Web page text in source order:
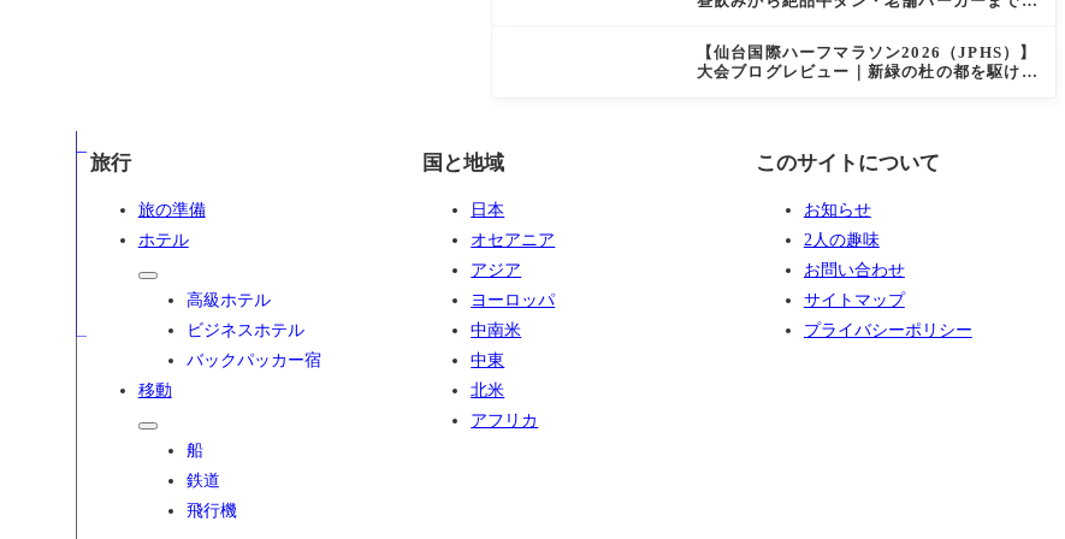
【仙台国際ハーフマラソン2026（JPHS）】
大会ブログレビュー｜新緑の杜の都を駆け抜
旅行
旅の準備
ホテル
高級ホテル
ビジネスホテル
バックパッカー宿
移動
船
鉄道
飛行機
国と地域
日本
オセアニア
アジア
ヨーロッパ
中南米
中東
北米
アフリカ
このサイトについて
お知らせ
2人の趣味
お問い合わせ
サイトマップ
プライバシーポリシー